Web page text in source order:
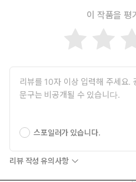
▪ 멈춰있는 이모티콘은 만들어
▪ 이모티콘 부업으로 수익을 창출
이 작품을 평
스포일러가 있습니다.
리뷰 작성 유의사항